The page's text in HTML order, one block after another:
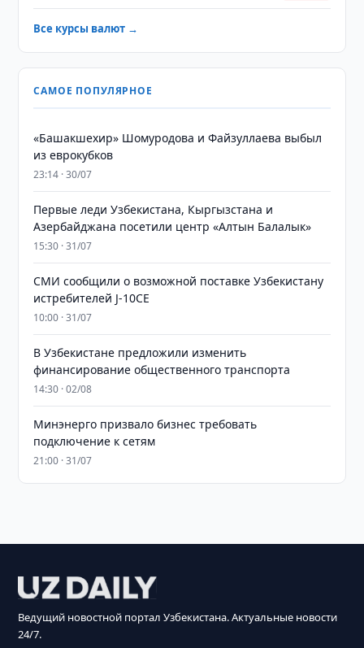
Все курсы валют →
САМОЕ ПОПУЛЯРНОЕ
«Башакшехир» Шомуродова и Файзуллаева выбыл
из еврокубков
23:14 · 30/07
Первые леди Узбекистана, Кыргызстана и
Азербайджана посетили центр «Алтын Балалык»
15:30 · 31/07
СМИ сообщили о возможной поставке Узбекистану
истребителей J-10CE
10:00 · 31/07
В Узбекистане предложили изменить
финансирование общественного транспорта
14:30 · 02/08
Минэнерго призвало бизнес требовать
подключение к сетям
21:00 · 31/07
Ведущий новостной портал Узбекистана. Актуальные новости
24/7.